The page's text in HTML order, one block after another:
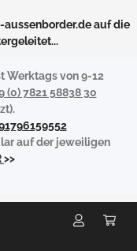
auf die
Werktags von 9-12
(0) 7821 58838 30
auf der jeweiligen
>>